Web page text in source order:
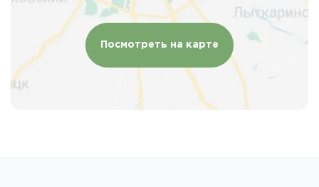
Посмотреть на карте